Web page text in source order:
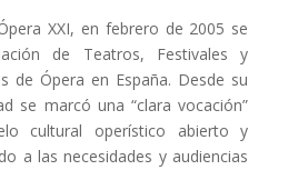
XXI, en febrero de 2005 se
de Teatros, Festivales y
de Ópera en España. Desde su
se marcó una “clara vocación”
cultural operístico abierto y
a las necesidades y audiencias